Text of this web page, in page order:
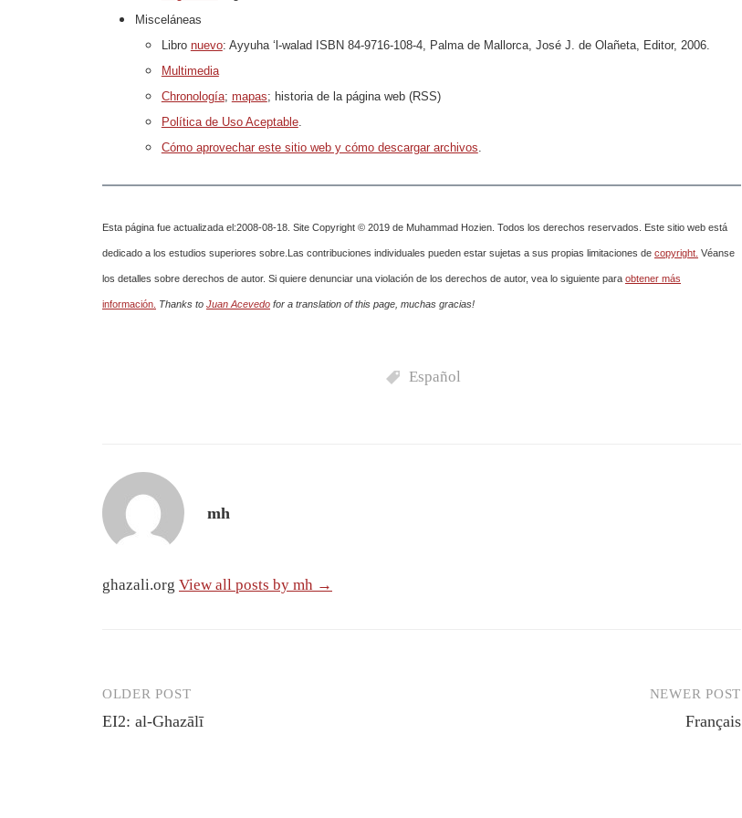
Misceláneas
Libro nuevo: Ayyuha ‘l-walad ISBN 84-9716-108-4, Palma de Mallorca, José J. de Olañeta, Editor, 2006.
Multimedia
Chronología; mapas; historia de la página web (RSS)
Política de Uso Aceptable.
Cómo aprovechar este sitio web y cómo descargar archivos
Esta página fue actualizada el:2008-08-18. Site Copyright © 2019 de Muhammad Hozien. Todos los derechos reservados. Este sitio web está
dedicado a los estudios superiores sobre.Las contribuciones individuales pueden estar sujetas a sus propias limitaciones de copyright. Véanse
los detalles sobre derechos de autor. Si quiere denunciar una violación de los derechos de autor, vea lo siguiente para obtener más
información. Thanks to Juan Acevedo for a translation of this page, muchas gracias!
Español
mh
ghazali.org View all posts by mh →
Post
OLDER POST
EI2: al-Ghazālī
NEWER POST
Français